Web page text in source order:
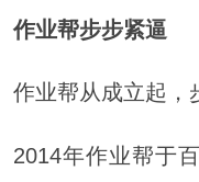
作业帮步步紧逼
作业帮从成立起，
2014年作业帮于